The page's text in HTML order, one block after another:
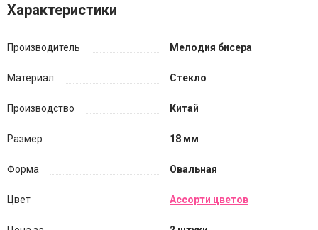
Характеристики
Производитель Мелодия бисера
Материал Стекло
Производство Китай
Размер 18 мм
Форма Овальная
Цвет Ассорти цветов